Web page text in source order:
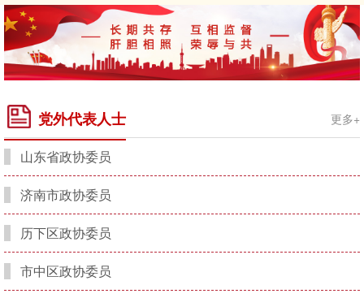
党外代表人士 更多+
山东省政协委员
济南市政协委员
历下区政协委员
市中区政协委员